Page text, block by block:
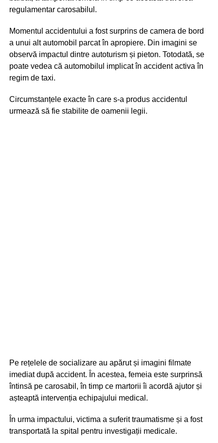
regulamentar carosabilul.
Momentul accidentului a fost surprins de camera de bord
a unui alt automobil parcat în apropiere. Din imagini se
observă impactul dintre autoturism și pieton. Totodată, se
poate vedea că automobilul implicat în accident activa în
regim de taxi.
Circumstanțele exacte în care s-a produs accidentul
urmează să fie stabilite de oamenii legii.
Pe rețelele de socializare au apărut și imagini filmate
imediat după accident. În acestea, femeia este surprinsă
întinsă pe carosabil, în timp ce martorii îi acordă ajutor și
așteaptă intervenția echipajului medical.
În urma impactului, victima a suferit traumatisme și a fost
transportată la spital pentru investigații medicale.